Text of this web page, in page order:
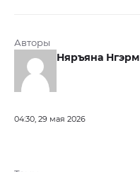
Авторы
Няръяна Нгэрм
04:30, 29 мая 2026